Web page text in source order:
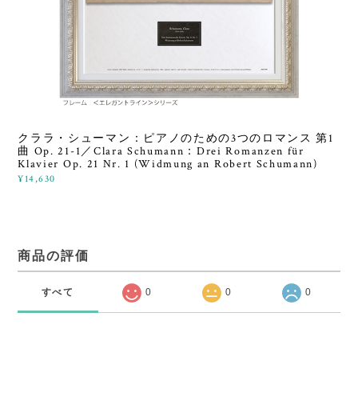
クララ・シューマン：ピアノのための3つのロマンス 第1
曲 Op. 21-1／Clara Schumann：Drei Romanzen für
Klavier Op. 21 Nr. 1 (Widmung an Robert Schumann)
¥14,630
商品の評価
すべて 0 0 0